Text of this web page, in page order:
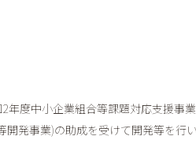
2年度中小企業組合等課題対応支援事業
開発事業)の助成を受けて開発等を行